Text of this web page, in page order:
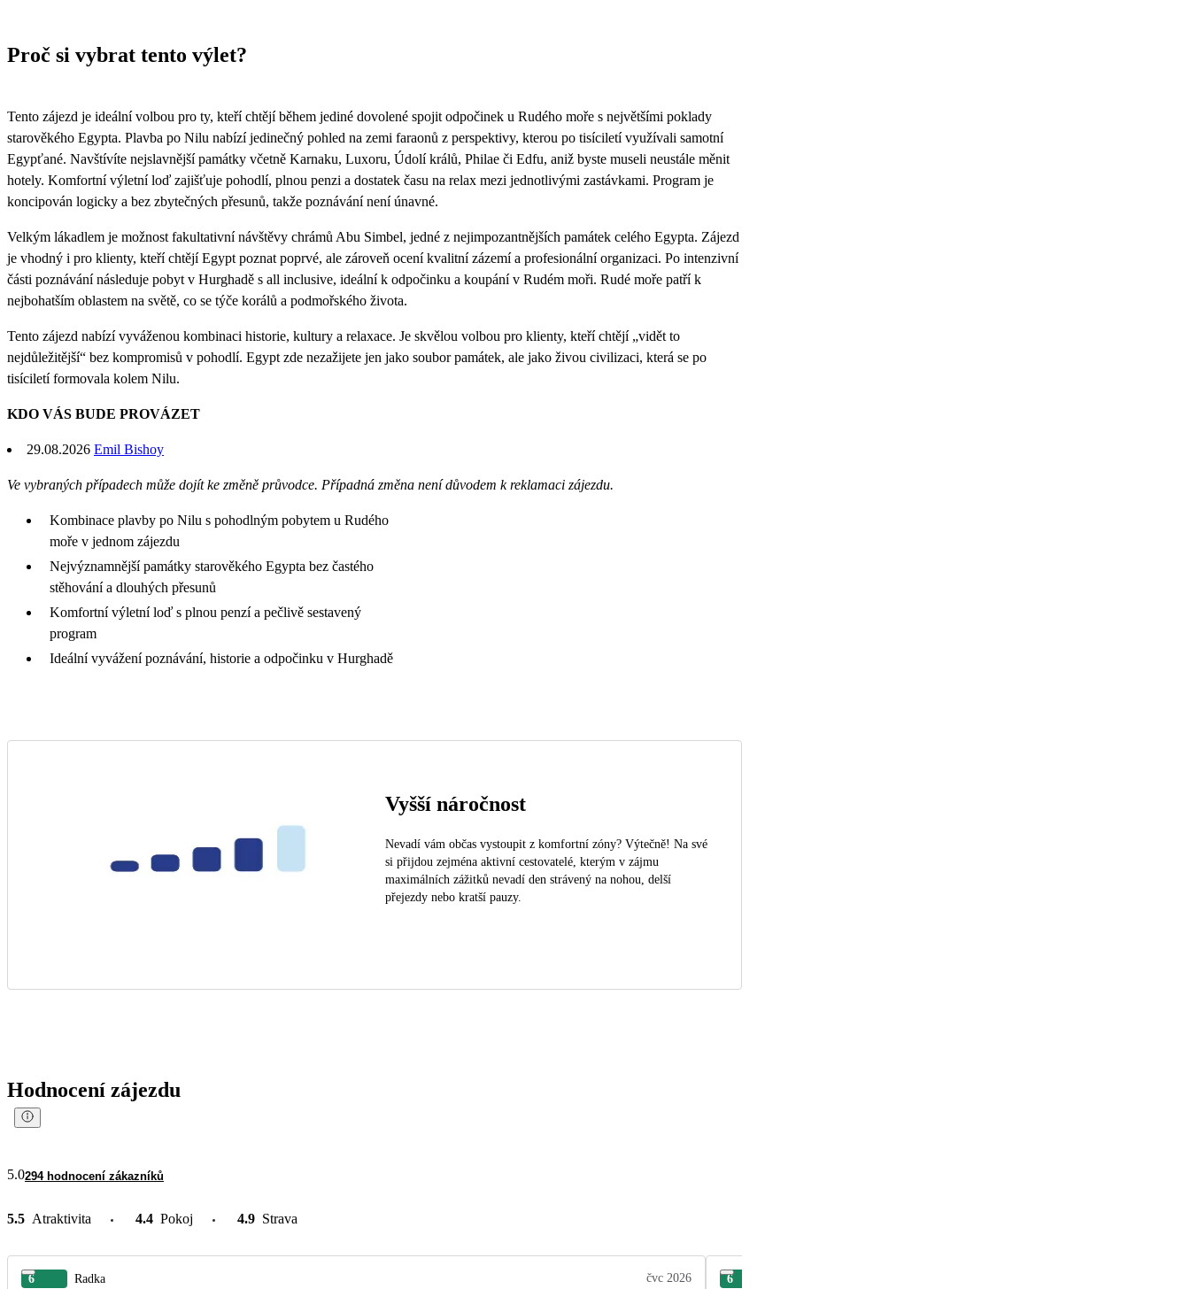
Proč si vybrat tento výlet?
Tento zájezd je ideální volbou pro ty, kteří chtějí během jediné dovolené spojit odpočinek u Rudého moře s největšími poklady
starověkého Egypta. Plavba po Nilu nabízí jedinečný pohled na zemi faraonů z perspektivy, kterou po tisíciletí využívali samotní
Egypťané. Navštívíte nejslavnější památky včetně Karnaku, Luxoru, Údolí králů, Philae či Edfu, aniž byste museli neustále měnit
hotely. Komfortní výletní loď zajišťuje pohodlí, plnou penzi a dostatek času na relax mezi jednotlivými zastávkami. Program je
koncipován logicky a bez zbytečných přesunů, takže poznávání není únavné.
Velkým lákadlem je možnost fakultativní návštěvy chrámů Abu Simbel, jedné z nejimpozantnějších památek celého Egypta. Zájezd
je vhodný i pro klienty, kteří chtějí Egypt poznat poprvé, ale zároveň ocení kvalitní zázemí a profesionální organizaci. Po intenzivní
části poznávání následuje pobyt v Hurghadě s all inclusive, ideální k odpočinku a koupání v Rudém moři. Rudé moře patří k
nejbohatším oblastem na světě, co se týče korálů a podmořského života.
Tento zájezd nabízí vyváženou kombinaci historie, kultury a relaxace. Je skvělou volbou pro klienty, kteří chtějí „vidět to
nejdůležitější“ bez kompromisů v pohodlí. Egypt zde nezažijete jen jako soubor památek, ale jako živou civilizaci, která se po
tisíciletí formovala kolem Nilu.
KDO VÁS BUDE PROVÁZET
29.08.2026 Emil Bishoy
Ve vybraných případech může dojít ke změně průvodce. Případná změna není důvodem k reklamaci zájezdu.
Kombinace plavby po Nilu s pohodlným pobytem u Rudého
moře v jednom zájezdu
Nejvýznamnější památky starověkého Egypta bez častého
stěhování a dlouhých přesunů
Komfortní výletní loď s plnou penzí a pečlivě sestavený
program
Ideální vyvážení poznávání, historie a odpočinku v Hurghadě
Vyšší náročnost
Nevadí vám občas vystoupit z komfortní zóny? Výtečně! Na své
si přijdou zejména aktivní cestovatelé, kterým v zájmu
maximálních zážitků nevadí den strávený na nohou, delší
přejezdy nebo kratší pauzy.
Hodnocení zájezdu
5.0294 hodnocení zákazníků
5.5 Atraktivita 4.4 Pokoj 4.9 Strava
6 Radka čvc 2026 6